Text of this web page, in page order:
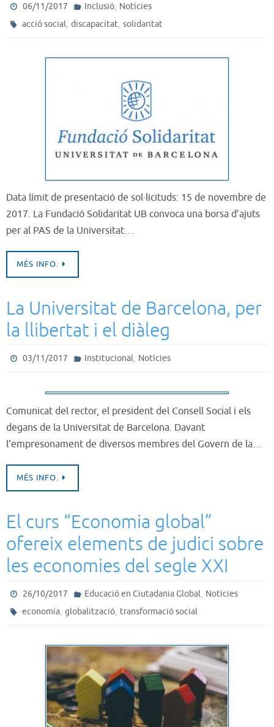
06/11/2017 Inclusió, Notícies
acció social,discapacitat,solidaritat
Data límit de presentació de sol·licituds: 15 de novembre de
2017. La Fundació Solidaritat UB convoca una borsa d’ajuts
per al PAS de la Universitat…
MÉS INFO.
La Universitat de Barcelona, per
la llibertat i el diàleg
03/11/2017 Institucional, Notícies
Comunicat del rector, el president del Consell Social i els
degans de la Universitat de Barcelona. Davant
l’empresonament de diversos membres del Govern de la…
MÉS INFO.
El curs “Economia global”
ofereix elements de judici sobre
les economies del segle XXI
26/10/2017 Educació en Ciutadania Global, Notícies
economia,globalització, transformació social